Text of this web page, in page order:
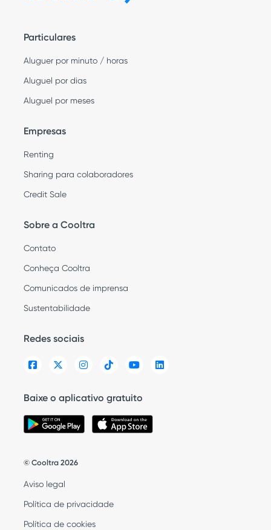
Particulares
Aluguer por minuto / horas
Aluguel por dias
Aluguel por meses
Empresas
Renting
Sharing para colaboradores
Credit Sale
Sobre a Cooltra
Contato
Conheça Cooltra
Comunicados de imprensa
Sustentabilidade
Redes sociais
Baixe o aplicativo gratuito
© Cooltra 2026
Aviso legal
Política de privacidade
Política de cookies